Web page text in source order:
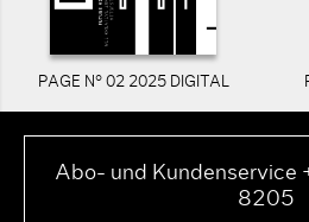
PAGE N° 02 2025 DIGITAL
Abo- und
8205